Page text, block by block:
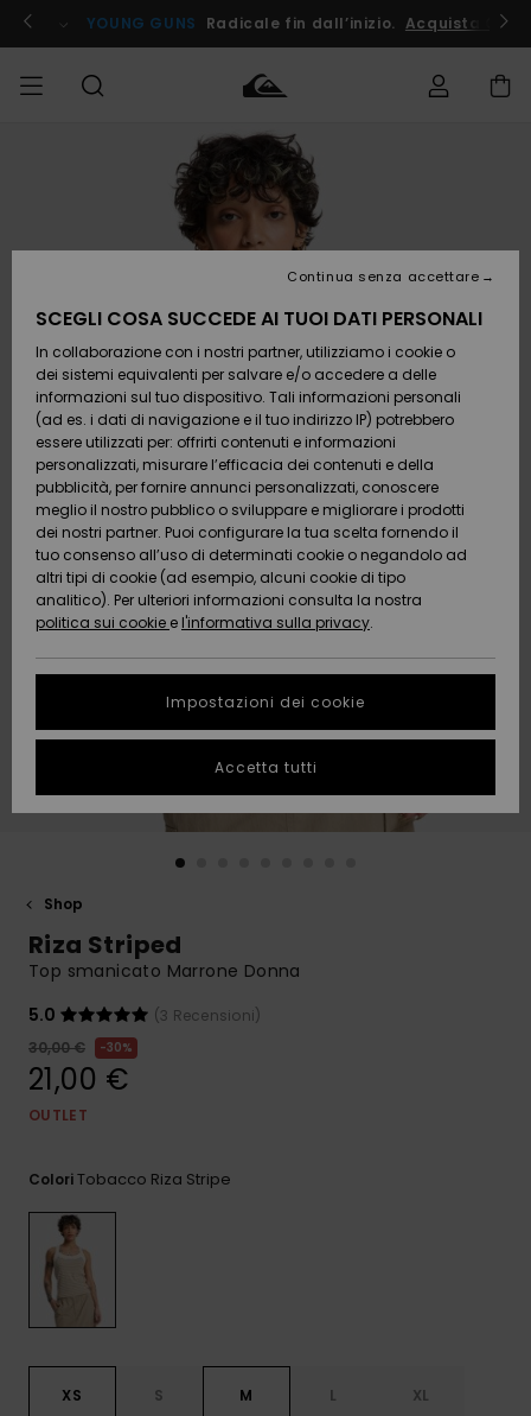
informazioni
prodotto
! YOUNG GUNS Radicale fin dall’inizio. Acquista Ora
Abbigliamento
Accessori
Calzature
e
infradito
Surf /
Acqua
Snow
Scoprire
Abbigliamento
Accessori
Calzature
e
infradito
Surf /
Acqua
Neve
Scoprire
Shop
Nuovi
Da
Scoprire
Snow
SURF
Surf Shop
Uomo
Highlights
Comunità
SNOW
Snow
Shop
Uomo
Shop
Snow
Shop
Donna
Da
Scoprire
OUTLET
Outlet
Uomo
Outlet
Donna
AIUTO &
CONTATTI
Accedi al tuo
Spedizione
Pagamento
Buono regalo
Quiksilver
Freedom
Protezione
dei dati
Guida alle
conversazione
per ottenere
la risposta
più rapida
risposte alle
domande
Consulta
APP
Shop
Riza Striped
Top smanicato Marrone Donna
5.0
(3 Recensioni)
30,00 €
30%
21,00 €
OUTLET
ColoriTobacco Riza Stripe
XS S M L XL
SCEGLI COSA SUCCEDE AI TUOI DATI PERSONALI
In collaborazione con i nostri partner, utilizziamo i cookie o
dei sistemi equivalenti per salvare e/o accedere a delle
informazioni sul tuo dispositivo. Tali informazioni personali
(ad es. i dati di navigazione e il tuo indirizzo IP) potrebbero
essere utilizzati per: offrirti contenuti e informazioni
personalizzati, misurare l’efficacia dei contenuti e della
pubblicità, per fornire annunci personalizzati, conoscere
meglio il nostro pubblico o sviluppare e migliorare i prodotti
dei nostri partner. Puoi configurare la tua scelta fornendo il
tuo consenso all’uso di determinati cookie o negandolo ad
altri tipi di cookie (ad esempio, alcuni cookie di tipo
analitico). Per ulteriori informazioni consulta la nostra
politica sui cookie e l'informativa sulla privacy.
Impostazioni dei cookie
Continua senza accettare
Accetta tutti